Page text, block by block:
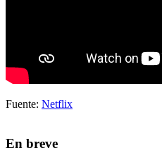
Fuente: Netflix
En breve